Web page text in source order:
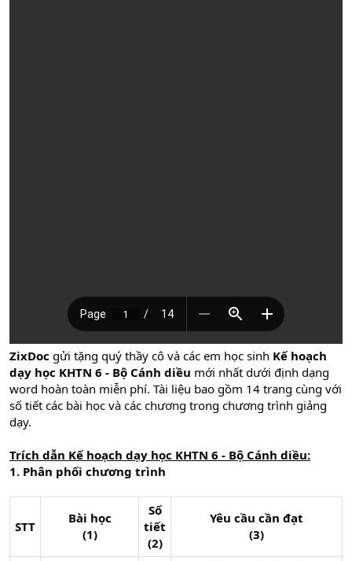
ZixDoc gửi tặng quý thầy cô và các em học sinh Kế hoạch
dạy học KHTN 6 - Bộ Cánh diều mới nhất dưới định dạng
word hoàn toàn miễn phí. Tài liệu bao gồm 14 trang cùng với
số tiết các bài học và các chương trong chương trình giảng
dạy.
Trích dẫn Kế hoạch dạy học KHTN 6 - Bộ Cánh diều:
1. Phân phối chương trình
STT
Bài học
(1)
Số
tiết
(2)
Yêu cầu cần đạt
(3)